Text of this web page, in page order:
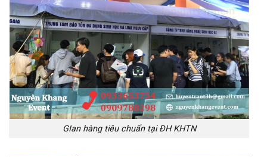
GIan hàng tiêu chuẩn tại ĐH KHTN